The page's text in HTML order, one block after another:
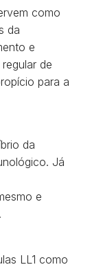
como
da
e
de
para a
da
Já
e
LL1 como